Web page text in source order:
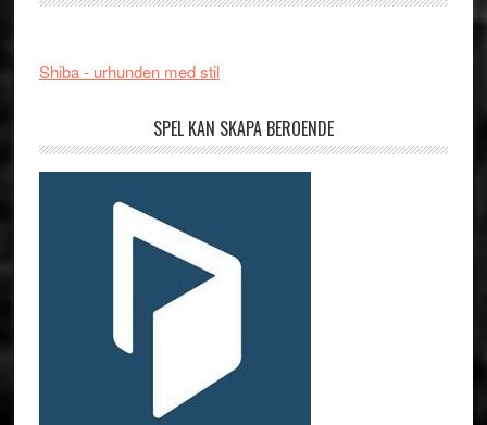
Shiba - urhunden med stil
SPEL KAN SKAPA BEROENDE